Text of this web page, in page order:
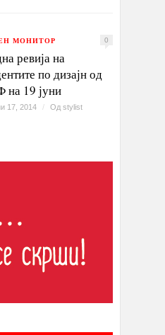
МОНИТОР 0
ревија на
по дизајн од
19 јуни
17, 2014 / Од stylist